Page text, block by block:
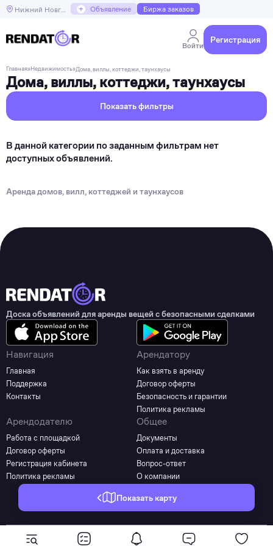
Нижний Новгород + Объявление Биржа заказов
Войти
Регистрация
Главная»Недвижимость»Дома, виллы, коттеджи, таунхаусы
Дома, виллы, коттеджи, таунхаусы
Показать карту
Показать фильтры
В данной категории по заданным фильтрам нет
доступных объявлений.
Аренда домов, вилл, коттеджей и таунхаусов
Доска объявлений для аренды вещей с безопасными сделками
Навигация
Главная
Поддержка
Контакты
Арендатору
Как взять в аренду
Договор оферты
Безопасность и гарантии
Политика рекламы
Арендодателю
Работа с площадкой
Договор оферты
Регистрация кабинета
Политика рекламы
Общее
Документы
Оплата и доставка
Вопрос-ответ
О компании